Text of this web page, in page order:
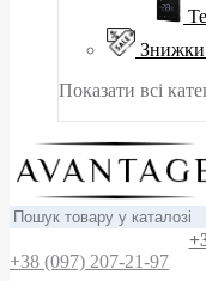
Знижки
Показати всі
+38 (097) 207-21-97